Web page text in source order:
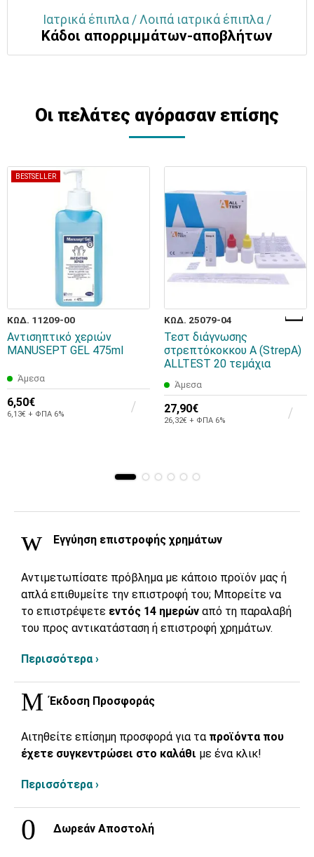
Ιατρικά έπιπλα / Λοιπά ιατρικά έπιπλα /
Κάδοι απορριμμάτων-αποβλήτων
Οι πελάτες αγόρασαν επίσης
BESTSELLER
ΚΩΔ. 11209-00
Αντισηπτικό χεριών
MANUSEPT GEL 475ml
Άμεσα
6,50€
6,13€ + ΦΠΑ 6%
ΚΩΔ. 25079-04
Τεστ διάγνωσης
στρεπτόκοκκου Α (StrepA)
ALLTEST 20 τεμάχια
Άμεσα
27,90€
26,32€ + ΦΠΑ 6%
Εγγύηση επιστροφής χρημάτων
Αντιμετωπίσατε πρόβλημα με κάποιο προϊόν μας ή
απλά επιθυμείτε την επιστροφή του; Μπορείτε να
το επιστρέψετε εντός 14 ημερών από τη παραλαβή
του προς αντικατάσταση ή επιστροφή χρημάτων.
Περισσότερα ›
Έκδοση Προσφοράς
Αιτηθείτε επίσημη προσφορά για τα προϊόντα που
έχετε συγκεντρώσει στο καλάθι με ένα κλικ!
Περισσότερα ›
Δωρεάν Αποστολή